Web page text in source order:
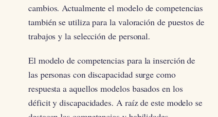
cambios. Actualmente el modelo de competencias
también se utiliza para la valoración de puestos de
trabajos y la selección de personal.
El modelo de competencias para la inserción de
las personas con discapacidad surge como
respuesta a aquellos modelos basados en los
déficit y discapacidades. A raíz de este modelo se